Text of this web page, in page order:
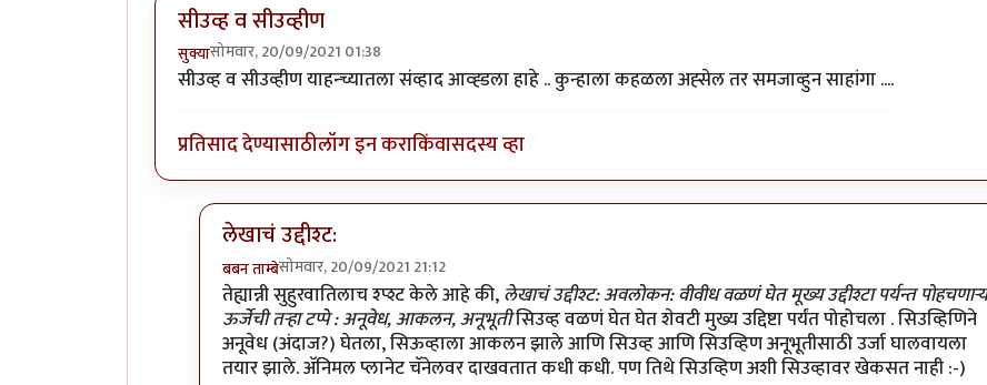
सीउव्ह व सीउव्हीण
सुक्यासोमवार, 20/09/2021 01:38
सीउव्ह व सीउव्हीण याहन्च्यातला संव्हाद आव्ह्डला हाहे .. कुन्हाला कहळला अह्सेल तर समजाव्हुन साहांगा ....
प्रतिसाद देण्यासाठीलॉग इन कराकिंवासदस्य व्हा
लेखाचं उद्दीश्ट:
बबन ताम्बेसोमवार, 20/09/2021 21:12
In reply toसीउव्ह व सीउव्हीणbyसुक्या
तेह्यान्नी सुहुरवातिलाच श्प्श्ट केले आहे की,लेखाचं उद्दीश्ट: अवलोकन: वीवीध वळणं घेत मूख्य उद्दीश्टा पर्यन्त
ऊर्जेची तर्‍हा टप्पे : अनूवेध, आकलन, अनूभूतीसिउव्ह वळणं घेत घेत शेवटी मुख्य उद्दिष्टा पर्यंत पोहोचला . सिउव्हिणिने
अनूवेध (अंदाज?) घेतला, सिऊव्हाला आकलन झाले आणि सिउव्ह आणि सिउव्हिण अनूभूतीसाठी उर्जा घालवायला
तयार झाले. अ‍ॅनिमल प्लानेट चॅनेलवर दाखवतात कधी कधी. पण तिथे सिउव्हिण अशी सिउव्हावर खेकसत नाही :-)